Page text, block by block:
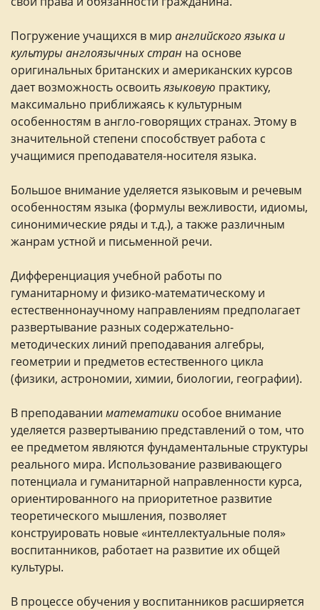
Погружение учащихся в мир английского языка и
культуры англоязычных стран на основе
оригинальных британских и американских курсов
дает возможность освоитьязыковую практику,
максимально приближаясь к культурным
особенностям в англо-говорящих странах. Этому в
значительной степени способствует работа с
учащимися преподавателя-носителя языка.
Большое внимание уделяется языковым и речевым
особенностям языка (формулы вежливости, идиомы,
синонимические ряды и т.д.), а также различным
жанрам устной и письменной речи.
Дифференциация учебной работы по
гуманитарному и физико-математическому и
естественнонаучному направлениям предполагает
развертывание разных содержательно-
методических линий преподавания алгебры,
геометрии и предметов естественного цикла
(физики, астрономии, химии, биологии, географии).
В преподавании математики особое внимание
уделяется развертыванию представлений о том, что
ее предметом являются фундаментальные структуры
реального мира. Использование развивающего
потенциала и гуманитарной направленности курса,
ориентированного на приоритетное развитие
теоретического мышления, позволяет
конструировать новые «интеллектуальные поля»
воспитанников, работает на развитие их общей
культуры.
В процессе обучения у воспитанников расширяется